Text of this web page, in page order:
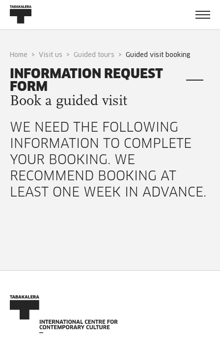
Home Visit us Guided tours guided visit booking
INFORMATION REQUEST
FORM
Book a guided visit
WE NEED THE FOLLOWING
INFORMATION TO COMPLETE
YOUR BOOKING. WE
RECOMMEND BOOKING AT
LEAST ONE WEEK IN ADVANCE.